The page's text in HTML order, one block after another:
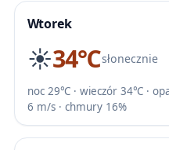
Wtorek
☀️34℃słonecznie
noc 29℃ · wieczór 34℃ ·
6 m/s · chmury 16%